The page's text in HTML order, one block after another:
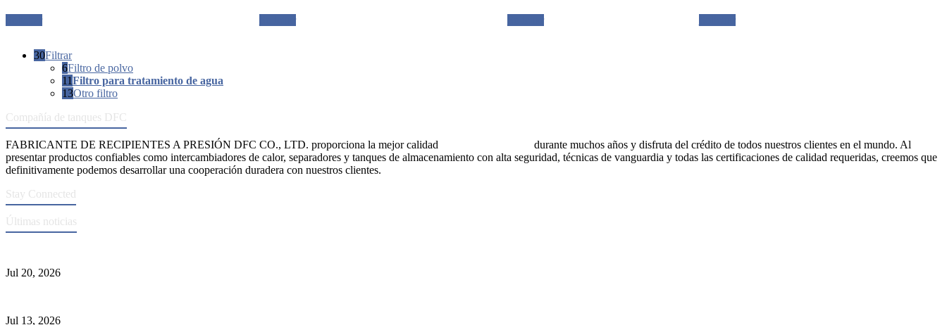
30Filtrar
6Filtro de polvo
11Filtro para tratamiento de agua
13Otro filtro
Compañía de tanques DFC
FABRICANTE DE RECIPIENTES A PRESIÓN DFC CO., LTD. proporciona la mejor calidad
durante muchos años y disfruta del crédito de todos nuestros clientes en el mundo. Al
presentar productos confiables como intercambiadores de calor, separadores y tanques de almacenamiento con alta seguridad, técnicas de vanguardia y todas las certificaciones de calidad requeridas, creemos que
definitivamente podemos desarrollar una cooperación duradera con nuestros clientes.
Stay Connected
Últimas noticias
Jul 20, 2026
Jul 13, 2026